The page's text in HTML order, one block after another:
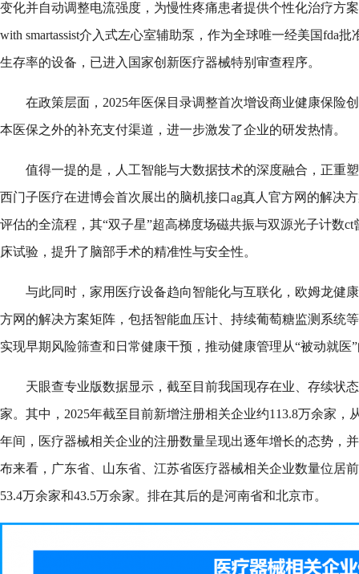
变化并自动调整电流强度，为慢性疼痛患者提供个性化治疗方
with smartassist介入式左心室辅助泵，作为全球唯一经美国fda
生存率的设备，已进入国家创新医疗器械特别审查程序。
在政策层面，2025年医保目录调整首次增设商业健康保险
本医保之外的补充支付渠道，进一步激发了企业的研发热情。
值得一提的是，人工智能与大数据技术的深度融合，正重
西门子医疗在进博会首次展出的脑机接口ag真人官方网的解决
评估的全流程，其“双子星”超高梯度场磁共振与双源光子计数
床试验，提升了脑部手术的精准性与安全性。
与此同时，家用医疗设备趋向智能化与互联化，欧姆龙健
方网的解决方案矩阵，包括智能血压计、持续葡萄糖监测系统
实现早期风险筛查和日常健康干预，推动健康管理从“被动就医
天眼查专业版数据显示，截至目前我国现存在业、存续状
家。其中，2025年截至目前新增注册相关企业约113.8万余家，
年间，医疗器械相关企业的注册数量呈现出逐年增长的态势，
布来看，广东省、山东省、江苏省医疗器械相关企业数量位居
53.4万余家和43.5万余家。排在其后的是河南省和北京市。